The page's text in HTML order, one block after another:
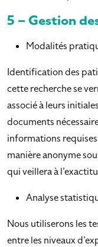
5 – Gestion
Modalités
Identification des
cette recherche se
associé à leurs
documents
informations
manière anonyme
qui veillera à
Analyse
Nous utiliserons les
entre les niveaux